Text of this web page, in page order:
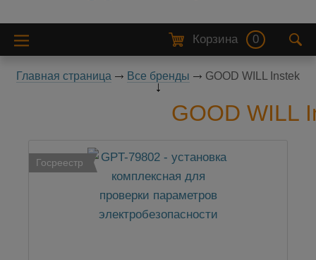
Корзина 0
Главная страница Все бренды GOOD WILL Instek
GOOD WILL
Госреестр